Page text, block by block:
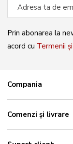
Prin abonarea la
acord cu Termenii
Compania
Comenzi și livrare